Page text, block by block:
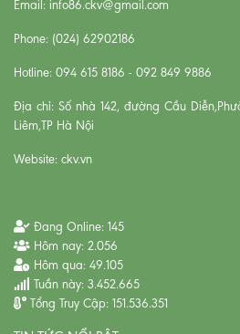
Email: info86.ckv@gmail.com
Phone: (024) 62902186
Hotline: 094 615 8186 - 092 849 9886
Địa chỉ: Số nhà 142, đường Cầu
Liêm,TP Hà Nội
Website: ckv.vn
Đang Online: 145
Hôm nay: 2.056
Hôm qua: 49.105
Tuần này: 3.452.665
Tổng Truy Cập: 151.536.351